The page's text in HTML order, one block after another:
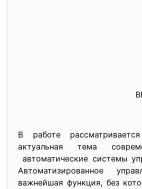
В работе
актуальная тема
автоматические системы
Автоматизированное
важнейшая функция, без